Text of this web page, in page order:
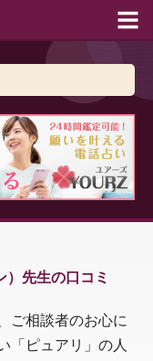
）先生の口コミ
ご相談者のお心に
「ピュアリ」の人